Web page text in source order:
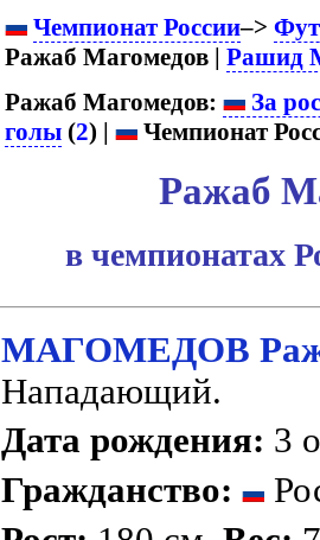
Чемпионат России–>
Ражаб Магомедов | Рашид
Ражаб Магомедов:
За
голы (2) | Чемпионат
Ражаб
в чемпионатах
МАГОМЕДОВ
Нападающий.
Дата рождения: 3
Гражданство: